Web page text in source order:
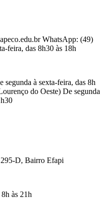
WhatsApp: (49)
feira, das 8h30 às 18h
à sexta-feira, das 8h
do Oeste) De segunda
D, Bairro Efapi
às 21h